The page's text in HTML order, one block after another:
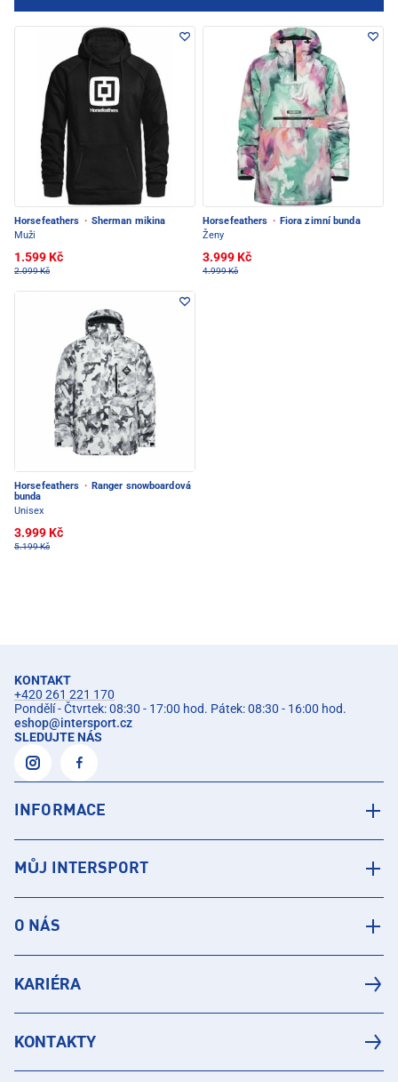
Horsefeathers · Sherman mikina
Muži
1.599 Kč
2.099 Kč
Horsefeathers · Fiora zimní bunda
Ženy
3.999 Kč
4.999 Kč
Horsefeathers · Ranger snowboardová
bunda
Unisex
3.999 Kč
5.199 Kč
KONTAKT
+420 261 221 170
Pondělí - Čtvrtek: 08:30 - 17:00 hod. Pátek: 08:30 - 16:00 hod.
eshop@intersport.cz
SLEDUJTE NÁS
INFORMACE
MŮJ INTERSPORT
O NÁS
KARIÉRA
KONTAKTY